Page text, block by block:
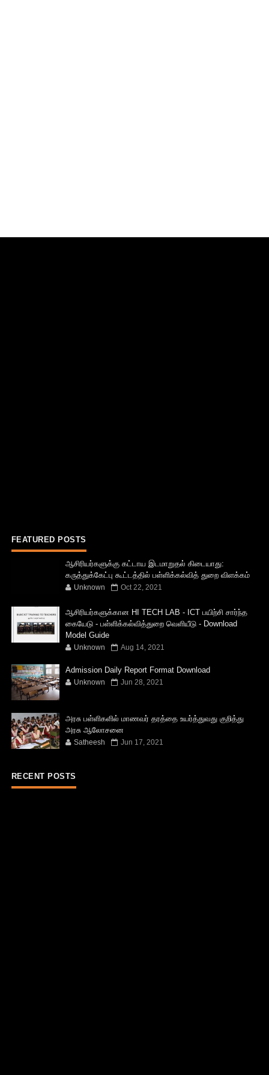
FEATURED POSTS
ஆசிரியர்களுக்கு கட்டாய இடமாறுதல் கிடையாது:
கருத்துக்கேட்பு கூட்டத்தில் பள்ளிக்கல்வித் துறை விளக்கம்
Unknown Oct 22, 2021
ஆசிரியர்களுக்கான HI TECH LAB - ICT பயிற்சி சார்ந்த
கையேடு - பள்ளிக்கல்வித்துறை வெளியீடு - Download
Model Guide
Unknown Aug 14, 2021
Admission Daily Report Format Download
Unknown Jun 28, 2021
அரசு பள்ளிகளில் மாணவர் தரத்தை உயர்த்துவது குறித்து
அரசு ஆலோசனை
Satheesh Jun 17, 2021
RECENT POSTS